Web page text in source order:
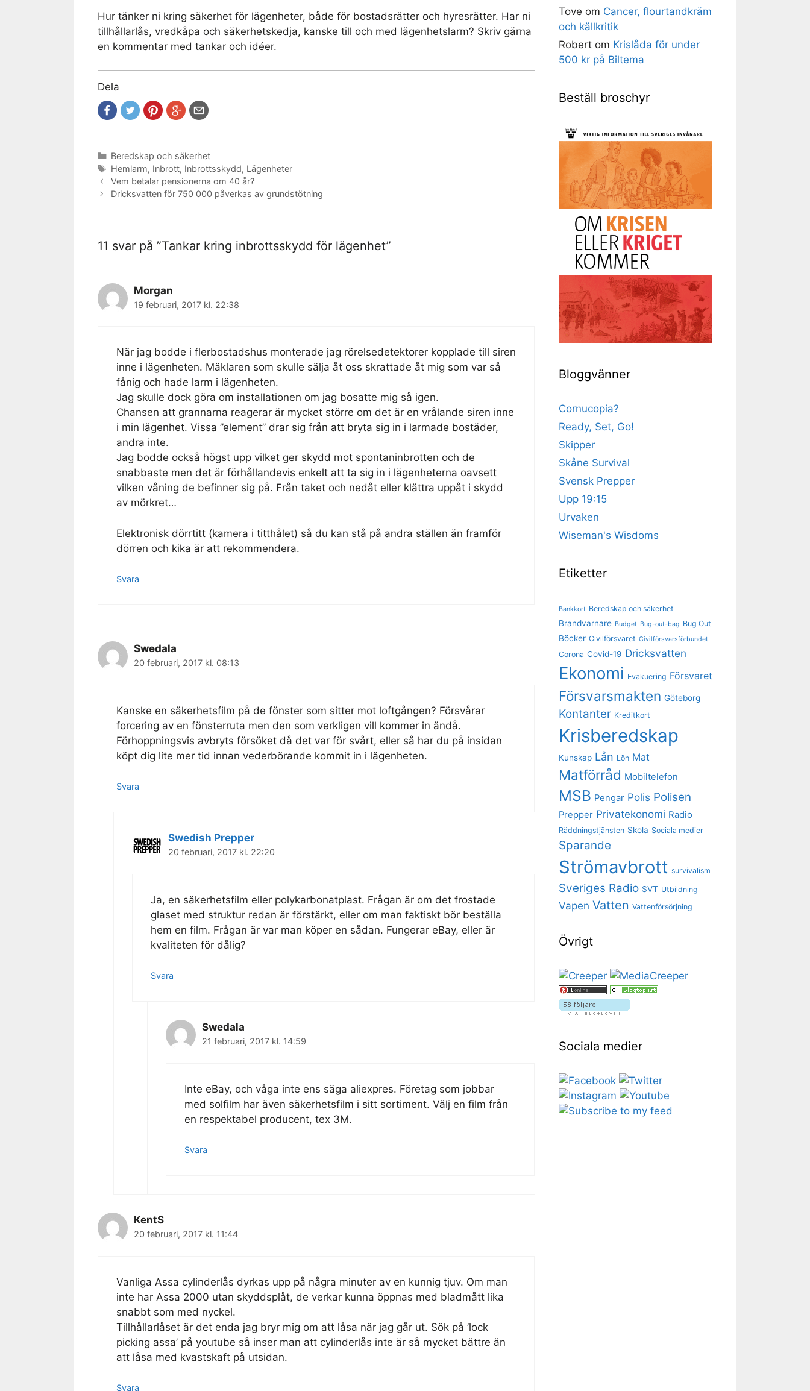
Hur tänker ni kring säkerhet för lägenheter, både för bostadsrätter och hyresrätter. Har ni
tillhållarlås, vredkåpa och säkerhetskedja, kanske till och med lägenhetslarm? Skriv gärna
en kommentar med tankar och idéer.
Dela
Kategorier
Beredskap och säkerhet
Etiketter
Hemlarm, Inbrott, Inbrottsskydd, Lägenheter
Vem betalar pensionerna om 40 år?
Dricksvatten för 750 000 påverkas av grundstötning
11 svar på ”Tankar kring inbrottsskydd för lägenhet”
Morgan
19 februari, 2017 kl. 22:38
När jag bodde i flerbostadshus monterade jag rörelsedetektorer kopplade till siren
inne i lägenheten. Mäklaren som skulle sälja åt oss skrattade åt mig som var så
fånig och hade larm i lägenheten.
Jag skulle dock göra om installationen om jag bosatte mig så igen.
Chansen att grannarna reagerar är mycket större om det är en vrålande siren inne
i min lägenhet. Vissa ”element” drar sig från att bryta sig in i larmade bostäder,
andra inte.
Jag bodde också högst upp vilket ger skydd mot spontaninbrotten och de
snabbaste men det är förhållandevis enkelt att ta sig in i lägenheterna oavsett
vilken våning de befinner sig på. Från taket och nedåt eller klättra uppåt i skydd
av mörkret…
Elektronisk dörrtitt (kamera i titthålet) så du kan stå på andra ställen än framför
dörren och kika är att rekommendera.
Svara
Swedala
20 februari, 2017 kl. 08:13
Kanske en säkerhetsfilm på de fönster som sitter mot loftgången? Försvårar
forcering av en fönsterruta men den som verkligen vill kommer in ändå.
Förhoppningsvis avbryts försöket då det var för svårt, eller så har du på insidan
köpt dig lite mer tid innan vederbörande kommit in i lägenheten.
Svara
Swedish Prepper
20 februari, 2017 kl. 22:20
Ja, en säkerhetsfilm eller polykarbonatplast. Frågan är om det frostade
glaset med struktur redan är förstärkt, eller om man faktiskt bör beställa
hem en film. Frågan är var man köper en sådan. Fungerar eBay, eller är
kvaliteten för dålig?
Svara
Swedala
21 februari, 2017 kl. 14:59
Inte eBay, och våga inte ens säga aliexpres. Företag som jobbar
med solfilm har även säkerhetsfilm i sitt sortiment. Välj en film från
en respektabel producent, tex 3M.
Svara
KentS
20 februari, 2017 kl. 11:44
Vanliga Assa cylinderlås dyrkas upp på några minuter av en kunnig tjuv. Om man
inte har Assa 2000 utan skyddsplåt, de verkar kunna öppnas med bladmått lika
snabbt som med nyckel.
Tillhållarlåset är det enda jag bryr mig om att låsa när jag går ut. Sök på ’lock
picking assa’ på youtube så inser man att cylinderlås inte är så mycket bättre än
att låsa med kvastskaft på utsidan.
Svara
Tove om Cancer, flourtandkräm
och källkritik
Robert om Krislåda för under
500 kr på Biltema
Beställ broschyr
Bloggvänner
Cornucopia?
Ready, Set, Go!
Skipper
Skåne Survival
Svensk Prepper
Upp 19:15
Urvaken
Wiseman's Wisdoms
Etiketter
Bankkort Beredskap och säkerhet
Brandvarnare Budget Bug-out-bag Bug Out
Böcker Civilförsvaret Civilförsvarsförbundet
Corona Covid-19 Dricksvatten
Ekonomi Evakuering Försvaret
Försvarsmakten Göteborg
Kontanter Kreditkort
Krisberedskap
Kunskap Lån Lön Mat
Matförråd Mobiltelefon
MSB Pengar Polis Polisen
Prepper Privatekonomi Radio
Räddningstjänsten Skola Sociala medier
Sparande
Strömavbrott survivalism
Sveriges Radio SVT Utbildning
Vapen Vatten Vattenförsörjning
Övrigt
Sociala medier